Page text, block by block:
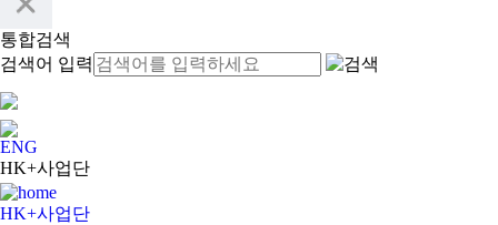
똘레랑스
똘레랑스 강좌
똘레랑스 수강신청
학술지
전문서적
연합총서
통합검색
검색어 입력
ENG
HK+사업단
HK+사업단